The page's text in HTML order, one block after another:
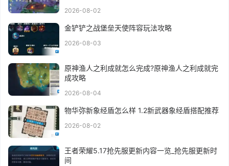
2026-08-02
金铲铲之战堡垒天使阵容玩法攻略
2026-08-03
原神渔人之利成就怎么完成?原神渔人之利成就完
成攻略
2026-08-04
物华弥新象经盾怎么样 1.2新武器象经盾搭配推荐
2026-08-02
王者荣耀5.17抢先服更新内容一览_抢先服更新时
间